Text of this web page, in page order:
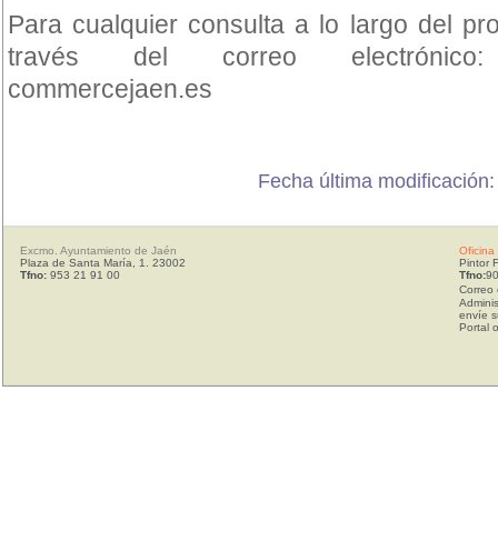
Para cualquier consulta a lo largo del
través del correo electrónico:
commercejaen.es
Fecha última
Excmo. Ayuntamiento de Jaén
Plaza de Santa María, 1. 23002
Tfno: 953 21 91 00
Oficina
Pintor
Tfno:
Correo
envíe
Portal